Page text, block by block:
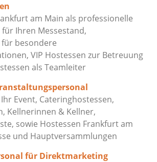
am Main als professionelle
Ihren Messestand,
besondere
VIP Hostessen zur Betreuung
als Teamleiter
Event, Cateringhostessen,
Kellnerinnen & Kellner,
sowie Hostessen Frankfurt am
und Hauptversammlungen
für Direktmarketing